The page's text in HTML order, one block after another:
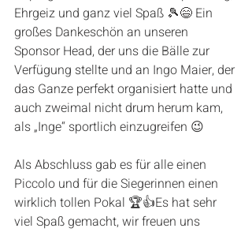
Ehrgeiz und ganz viel Spaß 🎾😄 Ein
großes Dankeschön an unseren
Sponsor Head, der uns die Bälle zur
Verfügung stellte und an Ingo Maier, der
das Ganze perfekt organisiert hatte und
auch zweimal nicht drum herum kam,
als „Inge“ sportlich einzugreifen 😉
Als Abschluss gab es für alle einen
Piccolo und für die Siegerinnen einen
wirklich tollen Pokal 🏆👍Es hat sehr
viel Spaß gemacht, wir freuen uns